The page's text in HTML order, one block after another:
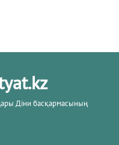
Діни басқармасының